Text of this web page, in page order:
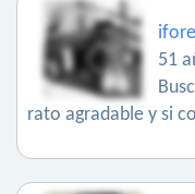
51
rato agradable y si